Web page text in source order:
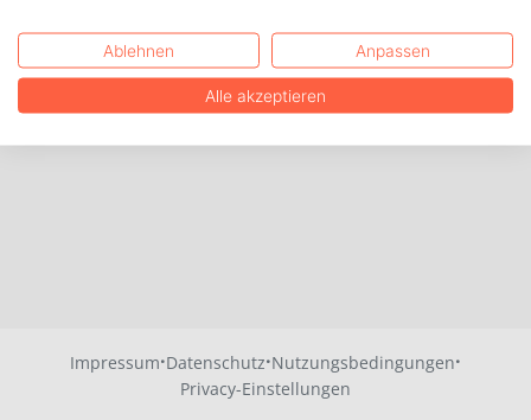
Impressum·Datenschutz·Nutzungsbedingungen·
Privacy-Einstellungen
Ablehnen Anpassen
Alle akzeptieren